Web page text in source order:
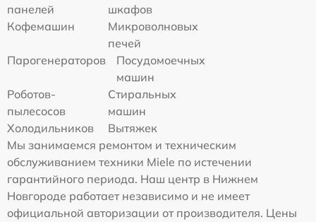
панелей
шкафов
Кофемашин
Микроволновых
печей
Парогенераторов
Посудомоечных
машин
Роботов-
пылесосов
Стиральных
машин
Холодильников
Вытяжек
Мы занимаемся ремонтом и техническим
обслуживанием техники Miele по истечении
гарантийного периода. Наш центр в Нижнем
Новгороде работает независимо и не имеет
официальной авторизации от производителя. Цены